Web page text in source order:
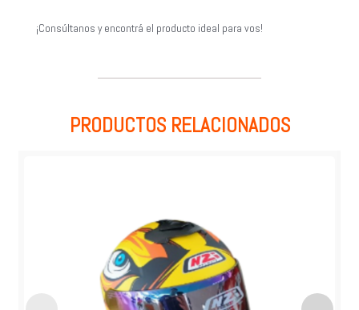
¡Consúltanos y encontrá el producto ideal para vos!
PRODUCTOS RELACIONADOS